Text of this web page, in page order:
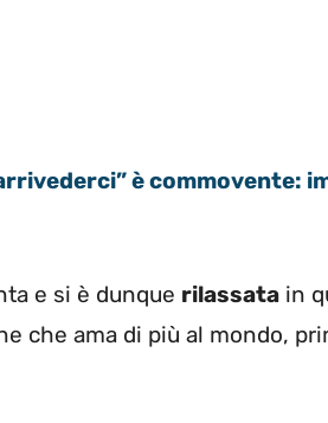
è commovente:
e si è dunque rilassata in
che ama di più al mondo,